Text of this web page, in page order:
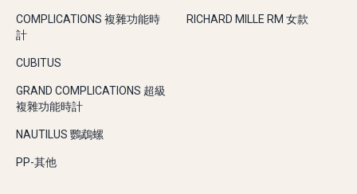
COMPLICATIONS 複雜功能時
計
CUBITUS
GRAND COMPLICATIONS 超級
複雜功能時計
NAUTILUS 鸚鵡螺
PP-其他
RICHARD MILLE RM 女款